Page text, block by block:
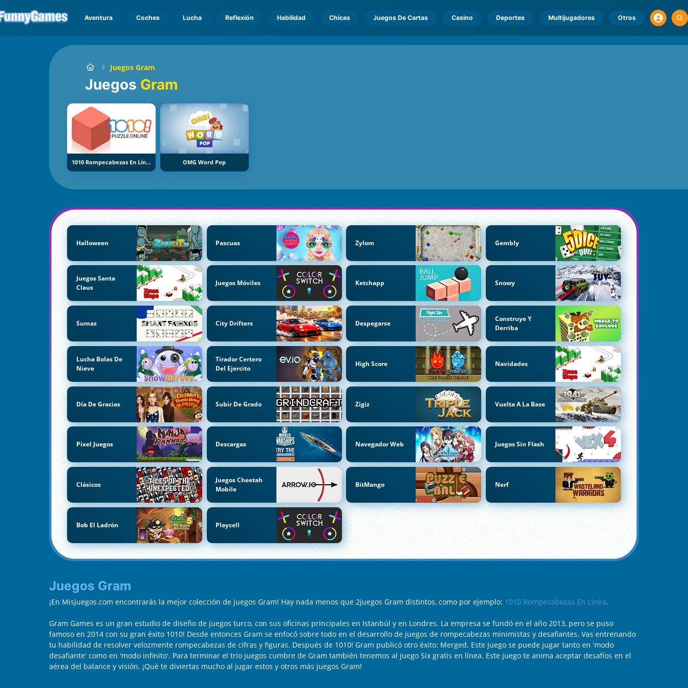
Aventura Coches Lucha Reflexión Habilidad Chicas Juegos De Cartas Casino Deportes Multijugadores Otros
Juegos Gram
Juegos Gram
1010 Rompecabezas En Línea OMG Word Pop
Halloween Pascuas Zylom Gembly
Juegos Santa
Claus
Juegos Móviles Ketchapp Snowy
Sumas City Drifters Despegarse
Construye Y
Derriba
Lucha Bolas De
Nieve
Tirador Certero
Del Ejercito
High Score Navidades
Día De Gracias Subir De Grado Zigiz Vuelta A La Base
Pixel Juegos Descargas Navegador Web Juegos Sin Flash
Clásicos
Juegos Cheetah
Mobile
BitMango Nerf
Bob El Ladrón Playcell
Juegos Gram
¡En Misjuegos.com encontrarás la mejor colección de juegos Gram! Hay nada menos que 2juegos Gram distintos, como por ejemplo: 1010 Rompecabezas En Línea.
Gram Games es un gran estudio de diseño de juegos turco, con sus oficinas principales en Istanbúl y en Londres. La empresa se fundó en el año 2013, pero se puso
famoso en 2014 con su gran éxito 1010! Desde entonces Gram se enfocó sobre todo en el desarrollo de juegos de rompecabezas minimistas y desafiantes. Vas entrenando
tu habilidad de resolver velozmente rompecabezas de cifras y figuras. Después de 1010! Gram publicó otro éxito: Merged. Este juego se puede jugar tanto en 'modo
desafiante' como en 'modo infinito'. Para terminar el trio juegos cumbre de Gram también tenemos al juego Six gratis en línea. Este juego te anima aceptar desafíos en el
aérea del balance y visión. ¡Qué te diviertas mucho al jugar estos y otros más juegos Gram!